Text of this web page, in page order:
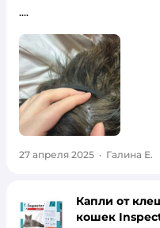
….
27 апреля 2025 · Галина Е.
Капли от
кошек